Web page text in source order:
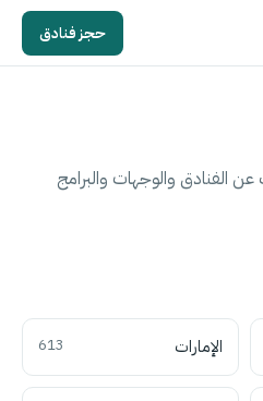
حجز فنادق
الفنادق والوجهات والبرامج
الإمارات 613